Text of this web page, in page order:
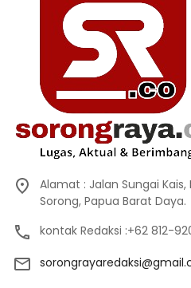
Alamat : Jalan Sungai
Sorong, Papua Barat Daya.
kontak Redaksi :+62 812-